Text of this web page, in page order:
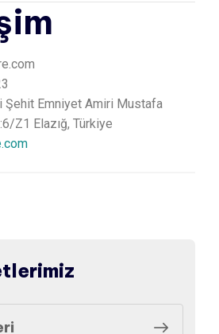
Şehit Emniyet Amiri Mustafa
Z1 Elazığ, Türkiye